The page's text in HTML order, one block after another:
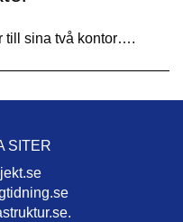
till sina två kontor….
SITER